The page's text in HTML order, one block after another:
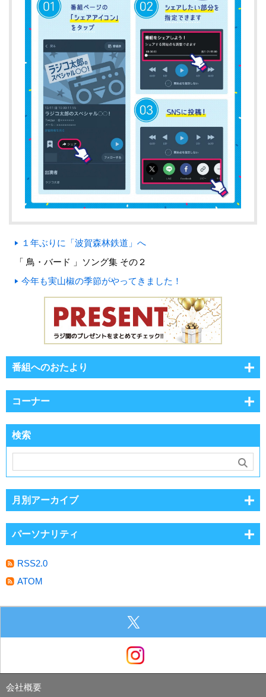
１年ぶりに「波賀森林鉄道」へ
「 鳥・バード 」ソング集 その２
今年も実山椒の季節がやってきました！
番組へのおたより
コーナー
検索
月別アーカイブ
パーソナリティ
RSS2.0
ATOM
会社概要